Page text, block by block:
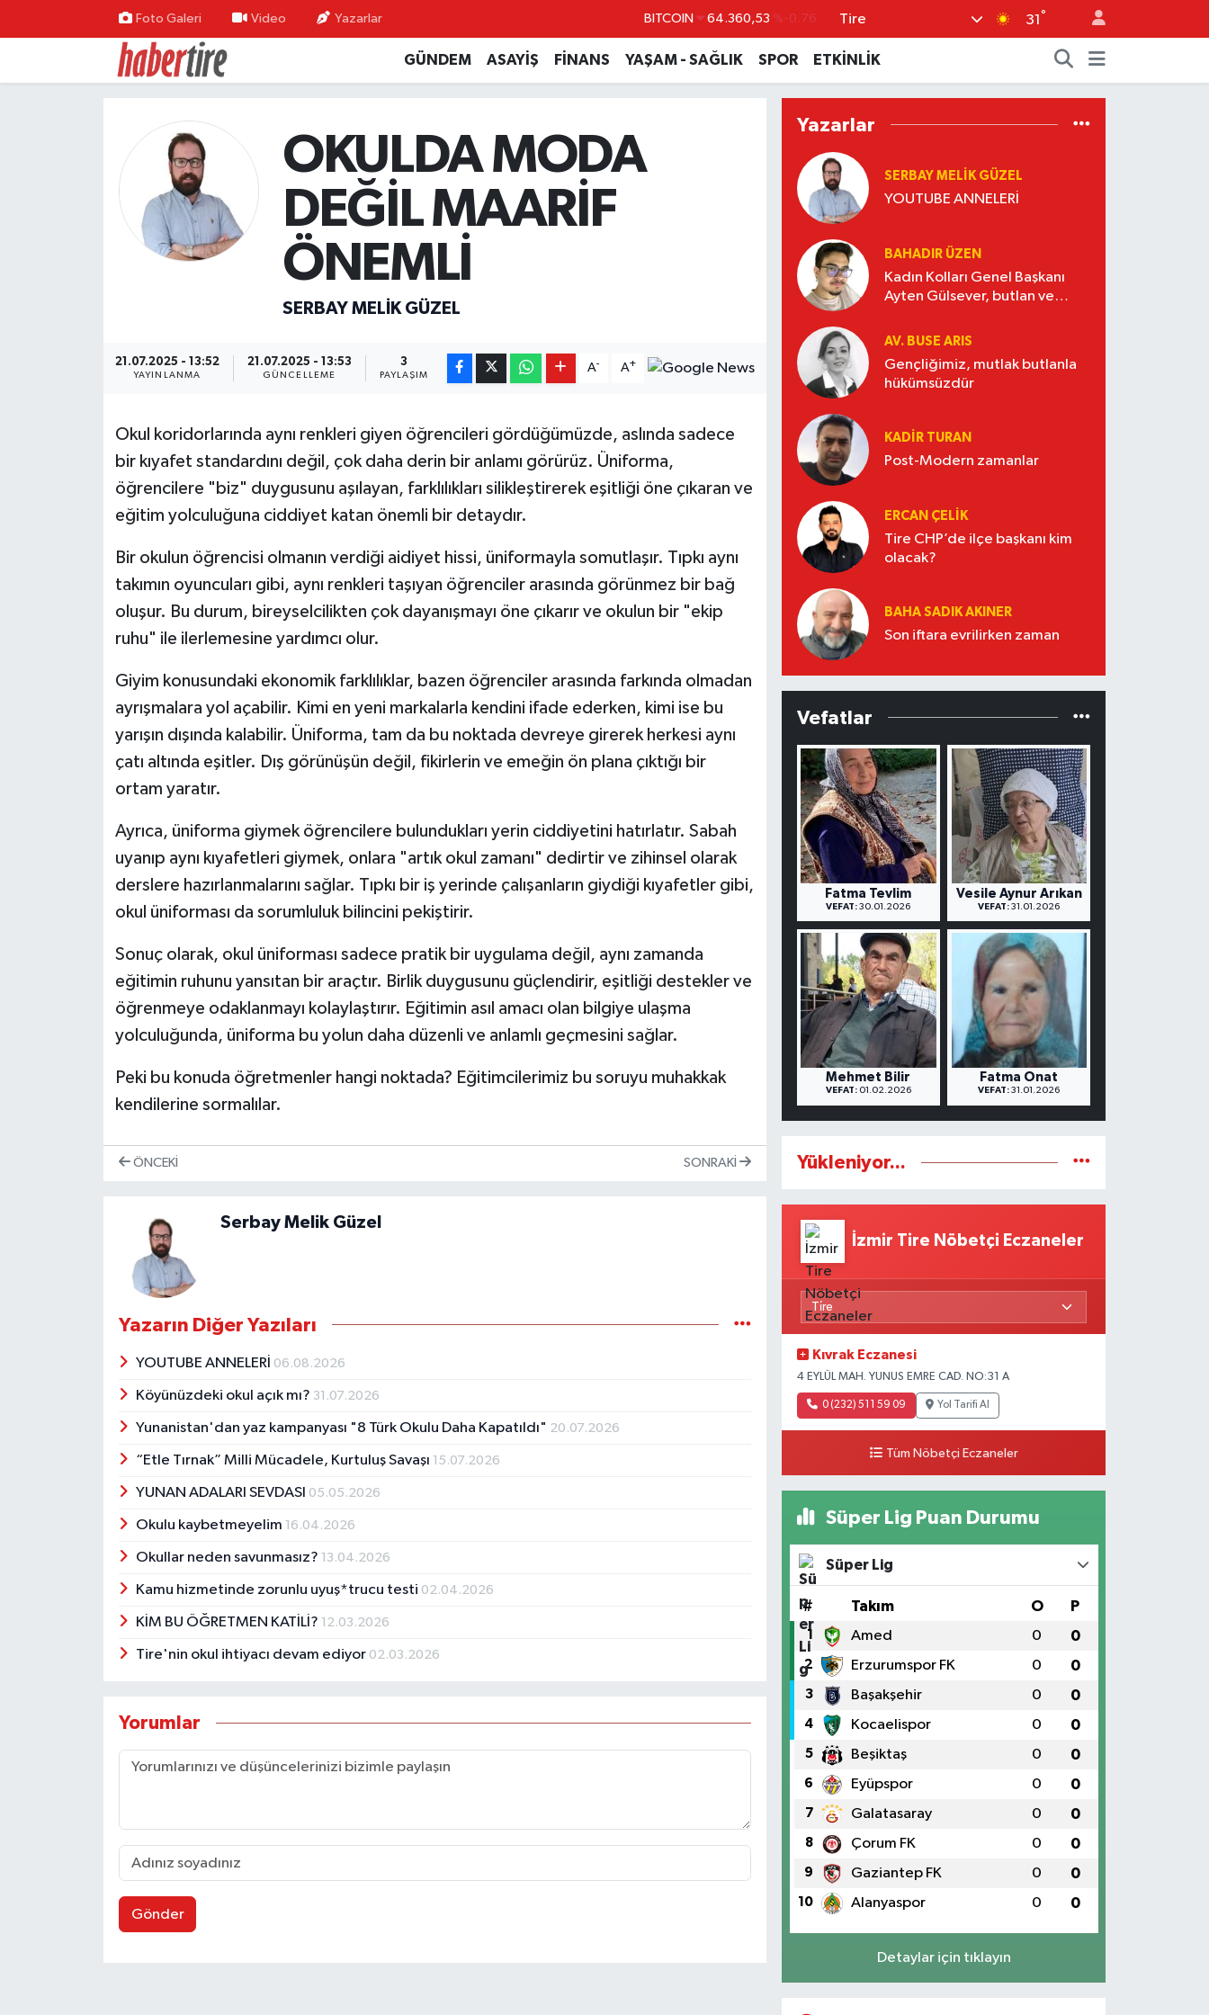
Foto Galeri Video Yazarlar BITCOIN 64.360,53 %-0.76
DOLAR
EURO 55,0265 %0.01
GRAM ALTIN
%64
Tire 31 °
GÜNDEM ASAYİŞ FİNANS YAŞAM - SAĞLIK SPOR ETKİNLİK
OKULDA MODA
DEĞİL MAARİF
ÖNEMLİ
SERBAY MELIK GÜZEL
21.07.2025 - 13:52
YAYINLANMA
21.07.2025 - 13:53
GÜNCELLEME
3
PAYLAŞIM
A- A+
Okul koridorlarında aynı renkleri giyen öğrencileri gördüğümüzde, aslında sadece
bir kıyafet standardını değil, çok daha derin bir anlamı görürüz. Üniforma,
öğrencilere "biz" duygusunu aşılayan, farklılıkları silikleştirerek eşitliği öne çıkaran ve
eğitim yolculuğuna ciddiyet katan önemli bir detaydır.
Bir okulun öğrencisi olmanın verdiği aidiyet hissi, üniformayla somutlaşır. Tıpkı aynı
takımın oyuncuları gibi, aynı renkleri taşıyan öğrenciler arasında görünmez bir bağ
oluşur. Bu durum, bireyselcilikten çok dayanışmayı öne çıkarır ve okulun bir "ekip
ruhu" ile ilerlemesine yardımcı olur.
Giyim konusundaki ekonomik farklılıklar, bazen öğrenciler arasında farkında olmadan
ayrışmalara yol açabilir. Kimi en yeni markalarla kendini ifade ederken, kimi ise bu
yarışın dışında kalabilir. Üniforma, tam da bu noktada devreye girerek herkesi aynı
çatı altında eşitler. Dış görünüşün değil, fikirlerin ve emeğin ön plana çıktığı bir
ortam yaratır.
Ayrıca, üniforma giymek öğrencilere bulundukları yerin ciddiyetini hatırlatır. Sabah
uyanıp aynı kıyafetleri giymek, onlara "artık okul zamanı" dedirtir ve zihinsel olarak
derslere hazırlanmalarını sağlar. Tıpkı bir iş yerinde çalışanların giydiği kıyafetler gibi,
okul üniforması da sorumluluk bilincini pekiştirir.
Sonuç olarak, okul üniforması sadece pratik bir uygulama değil, aynı zamanda
eğitimin ruhunu yansıtan bir araçtır. Birlik duygusunu güçlendirir, eşitliği destekler ve
öğrenmeye odaklanmayı kolaylaştırır. Eğitimin asıl amacı olan bilgiye ulaşma
yolculuğunda, üniforma bu yolun daha düzenli ve anlamlı geçmesini sağlar.
Peki bu konuda öğretmenler hangi noktada? Eğitimcilerimiz bu soruyu muhakkak
kendilerine sormalılar.
ÖNCEKI SONRAKI
Serbay Melik Güzel
Yazarın Diğer Yazıları
YOUTUBE ANNELERİ 06.08.2026
Köyünüzdeki okul açık mı? 31.07.2026
Yunanistan'dan yaz kampanyası "8 Türk Okulu Daha Kapatıldı" 20.07.2026
“Etle Tırnak” Milli Mücadele, Kurtuluş Savaşı 15.07.2026
YUNAN ADALARI SEVDASI 05.05.2026
Okulu kaybetmeyelim 16.04.2026
Okullar neden savunmasız? 13.04.2026
Kamu hizmetinde zorunlu uyuş*trucu testi 02.04.2026
KİM BU ÖĞRETMEN KATİLİ? 12.03.2026
Tire'nin okul ihtiyacı devam ediyor 02.03.2026
Yorumlar
Gönder
Yazarlar
SERBAY MELIK GÜZEL
YOUTUBE ANNELERİ
BAHADIR ÜZEN
Kadın Kolları Genel Başkanı
Ayten Gülsever, butlan ve
AV. BUSE ARIS
Gençliğimiz, mutlak butlanla
hükümsüzdür
KADIR TURAN
Post-Modern zamanlar
ERCAN ÇELIK
Tire CHP’de ilçe başkanı kim
olacak?
BAHA SADIK AKINER
Son iftara evrilirken zaman
Vefatlar
Fatma Tevlim
VEFAT: 30.01.2026
Vesile Aynur Arıkan
VEFAT: 31.01.2026
Mehmet Bilir
VEFAT:01.02.2026
Fatma Onat
VEFAT: 31.01.2026
Yükleniyor...
İzmir Tire Nöbetçi Eczaneler
Kıvrak Eczanesi
4 EYLÜL MAH. YUNUS EMRE CAD. NO:31 A
0 (232) 511 59 09 Yol Tarifi Al
Tüm Nöbetçi Eczaneler
Süper Lig Puan Durumu
Süper Lig
# Takım O P
1 Amed 0 0
2 Erzurumspor FK 0 0
3 Başakşehir 0 0
4 Kocaelispor 0 0
5 Beşiktaş 0 0
6 Eyüpspor 0 0
7 Galatasaray 0 0
8 Çorum FK 0 0
9 Gaziantep FK 0 0
10 Alanyaspor 0 0
Detaylar için tıklayın
Tire Nöbetçi Eczaneler
Tire Trafik Yoğunluk Haritası
Süper Lig Puan Durumu ve Fikstür
Tüm Manşetler